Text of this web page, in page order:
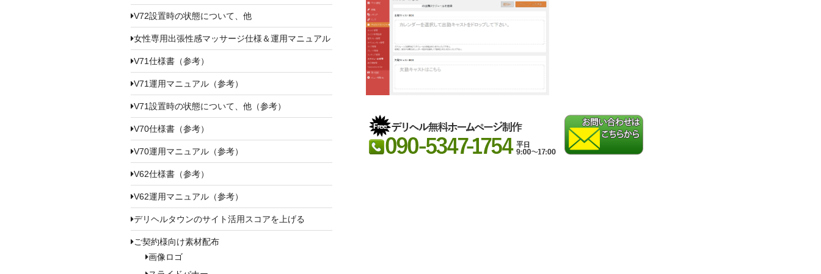
V72設置時の状態について、他
女性専用出張性感マッサージ仕様＆運用マニュアル
V71仕様書（参考）
V71運用マニュアル（参考）
V71設置時の状態について、他（参考）
V70仕様書（参考）
V70運用マニュアル（参考）
V62仕様書（参考）
V62運用マニュアル（参考）
デリヘルタウンのサイト活用スコアを上げる
ご契約様向け素材配布
画像ロゴ